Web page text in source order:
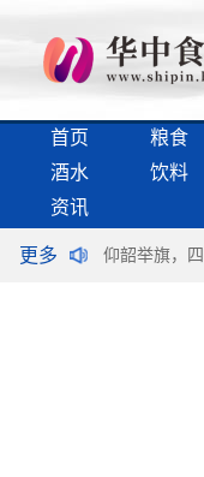
首页 粮食
酒水
饮料
资讯
更多
谈“满意” 仰韶举旗，